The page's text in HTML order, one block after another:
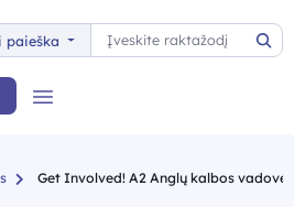
paieška
Paieška
Get Involved! A2 Anglų kalbos